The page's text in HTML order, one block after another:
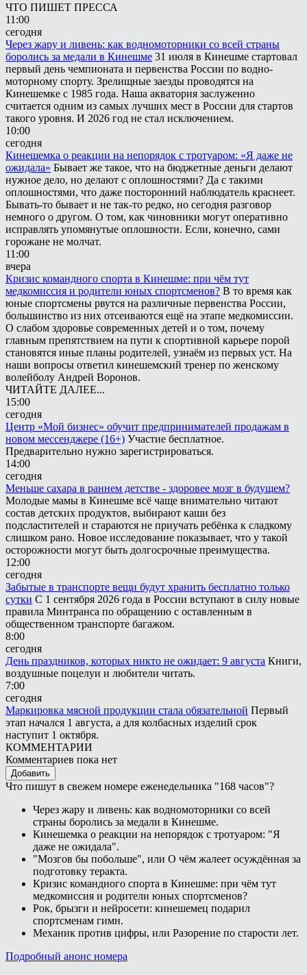
ЧТО ПИШЕТ ПРЕССА
11:00
сегодня
Через жару и ливень: как водномоторники со всей страны
боролись за медали в Кинешме 31 июля в Кинешме стартовал
первый день чемпионата и первенства России по водно-
моторному спорту. Зрелищные заезды проводятся на
Кинешемке с 1985 года. Наша акватория заслуженно
считается одним из самых лучших мест в России для стартов
такого уровня. И 2026 год не стал исключением.
10:00
сегодня
Кинешемка о реакции на непорядок с тротуаром: «Я даже не
ожидала» Бывает же такое, что на бюджетные деньги делают
нужное дело, но делают с оплошностями? Да с такими
оплошностями, что даже посторонний наблюдатель краснеет.
Бывать-то бывает и не так-то редко, но сегодня разговор
немного о другом. О том, как чиновники могут оперативно
исправлять упомянутые оплошности. Если, конечно, сами
горожане не молчат.
11:00
вчера
Кризис командного спорта в Кинешме: при чём тут
медкомиссия и родители юных спортсменов? В то время как
юные спортсмены рвутся на различные первенства России,
большинство из них отсеиваются ещё на этапе медкомиссии.
О слабом здоровье современных детей и о том, почему
главным препятствием на пути к спортивной карьере порой
становятся иные планы родителей, узнаём из первых уст. На
наши вопросы ответил кинешемский тренер по женскому
волейболу Андрей Воронов.
ЧИТАЙТЕ ДАЛЕЕ...
15:00
сегодня
Центр «Мой бизнес» обучит предпринимателей продажам в
новом мессенджере (16+) Участие бесплатное.
Предварительно нужно зарегистрироваться.
14:00
сегодня
Меньше сахара в раннем детстве - здоровее мозг в будущем?
Молодые мамы в Кинешме всё чаще внимательно читают
состав детских продуктов, выбирают каши без
подсластителей и стараются не приучать ребёнка к сладкому
слишком рано. Новое исследование показывает, что у такой
осторожности могут быть долгосрочные преимущества.
12:00
сегодня
Забытые в транспорте вещи будут хранить бесплатно только
сутки С 1 сентября 2026 года в России вступают в силу новые
правила Минтранса по обращению с оставленным в
общественном транспорте багажом.
8:00
сегодня
День праздников, которых никто не ожидает: 9 августа Книги,
воздушные поцелуи и любители читать.
7:00
сегодня
Маркировка мясной продукции стала обязательной Первый
этап начался 1 августа, а для колбасных изделий срок
наступит 1 октября.
КОММЕНТАРИИ
Комментариев пока нет
Добавить
Что пишут в свежем номере еженедельника "168 часов"?
Через жару и ливень: как водномоторники со всей
страны боролись за медали в Кинешме.
Кинешемка о реакции на непорядок с тротуаром: "Я
даже не ожидала".
"Мозгов бы побольше", или О чём жалеет осуждённая за
подготовку теракта.
Кризис командного спорта в Кинешме: при чём тут
медкомиссия и родители юных спортсменов?
Рок, брызги и нейросети: кинешемец подарил
спортсменам гимн.
Механик против цифры, или Разорение по старости лет.
Подробный анонс номера